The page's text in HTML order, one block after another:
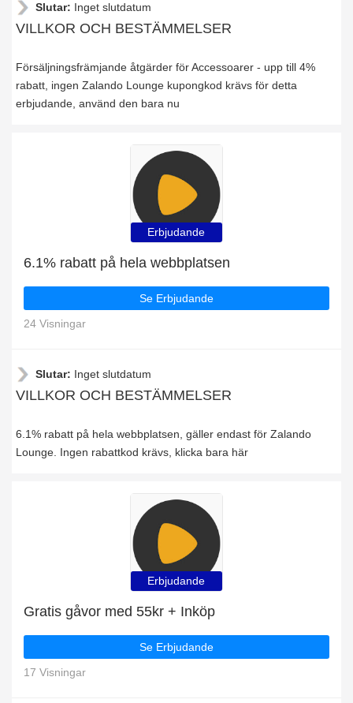
Slutar: Inget slutdatum
VILLKOR OCH BESTÄMMELSER
Försäljningsfrämjande åtgärder för Accessoarer - upp till 4%
rabatt, ingen Zalando Lounge kupongkod krävs för detta
erbjudande, använd den bara nu
Erbjudande
6.1% rabatt på hela webbplatsen
Se Erbjudande
24 Visningar
Slutar: Inget slutdatum
VILLKOR OCH BESTÄMMELSER
6.1% rabatt på hela webbplatsen, gäller endast för Zalando
Lounge. Ingen rabattkod krävs, klicka bara här
Erbjudande
Gratis gåvor med 55kr + Inköp
Se Erbjudande
17 Visningar